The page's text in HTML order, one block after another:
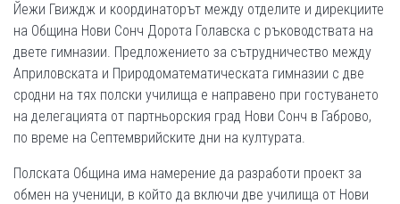
Йежи Гвиждж и координаторът между отделите и дирекциите
на Община Нови Сонч Дорота Голавска с ръководствата на
двете гимназии. Предложението за сътрудничество между
Априловската и Природоматематическата гимназии с две
сродни на тях полски училища е направено при гостуването
на делегацията от партньорския град Нови Сонч в Габрово,
по време на Септемврийските дни на културата.
Полската Община има намерение да разработи проект за
обмен на ученици, в който да включи две училища от Нови